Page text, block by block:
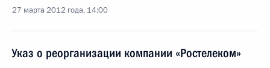
27 марта 2012 года, 14:00
Указ о реорганизации компании «Ростелеком»